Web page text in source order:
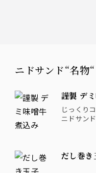
ニドサンド“名物“
謹製 デ
じっくり
ニドサン
だし巻